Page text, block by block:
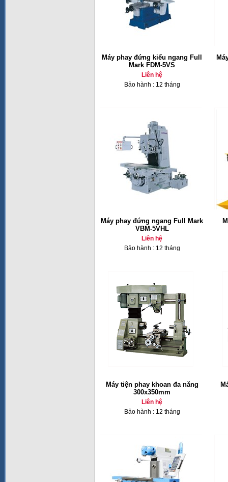
Máy phay đứng kiểu ngang Full
Mark FDM-5VS
Liên hệ
Bảo hành : 12 tháng
Máy phay đứng ngang Full Mark
VBM-5VHL
Liên hệ
Bảo hành : 12 tháng
Máy tiện phay khoan đa năng
300x350mm
Liên hệ
Bảo hành : 12 tháng